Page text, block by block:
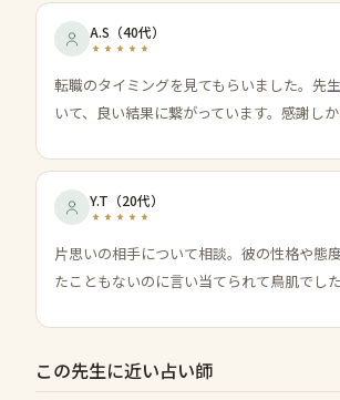
A.S （40代）
転職のタイミングを見てもらいました。先
いて、良い結果に繋がっています。感謝しか
Y.T （20代）
片思いの相手について相談。彼の性格や態
たこともないのに言い当てられて鳥肌でした
この先生に近い占い師